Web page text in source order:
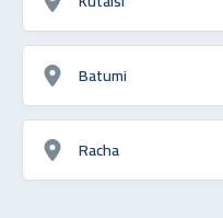
Batumi
Racha